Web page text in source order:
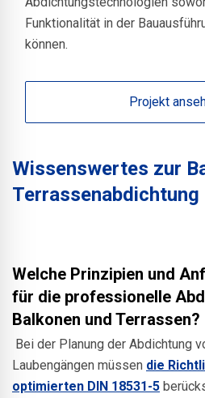
Funktionalität in der
können.
Projekt
Wissenswertes zur
Terrassenabdichtung
Welche Prinzipien und
für die professionelle
Balkonen und Terrassen?
Bei der Planung der Abdichtung
Laubengängen müssen die
optimierten DIN 18531-5